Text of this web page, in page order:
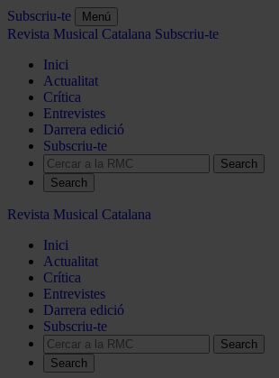
Subscriu-te Menú
Revista Musical Catalana Subscriu-te
Inici
Actualitat
Crítica
Entrevistes
Darrera edició
Subscriu-te
Search
Revista Musical Catalana
Inici
Actualitat
Crítica
Entrevistes
Darrera edició
Subscriu-te
Search